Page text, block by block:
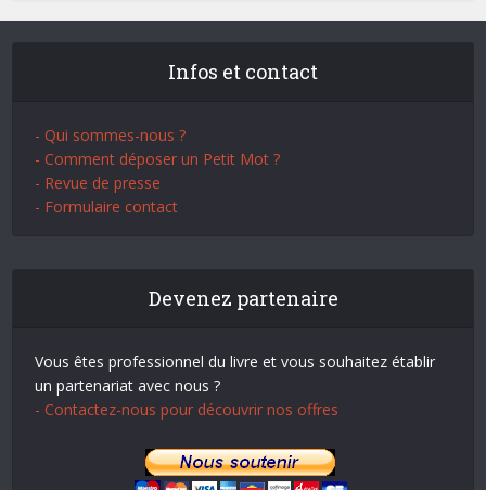
Infos et contact
- Qui sommes-nous ?
- Comment déposer un Petit Mot ?
- Revue de presse
- Formulaire contact
Devenez partenaire
Vous êtes professionnel du livre et vous souhaitez établir
un partenariat avec nous ?
- Contactez-nous pour découvrir nos offres